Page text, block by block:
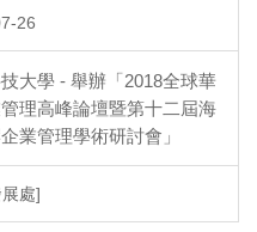
26
大學 - 舉辦「2018全球華
理高峰論壇暨第十二屆海
業管理學術研討會」
處]